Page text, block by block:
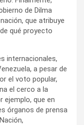
de Dilma
que atribuye
qué proyecto
internacionales,
a pesar de
el voto popular,
el cerco a la
ejemplo, que en
órganos de prensa